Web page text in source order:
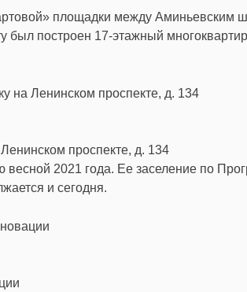
площадки между Аминьевским
был построен 17-этажный
проспекте, д. 134
весной 2021 года. Ее заселение по
и сегодня.